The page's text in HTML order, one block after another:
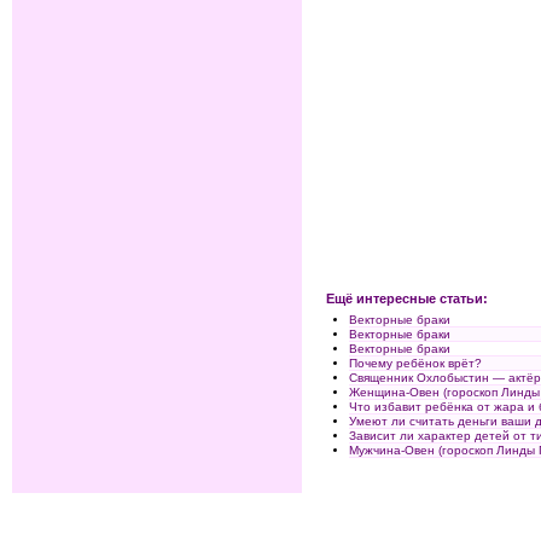
Ещё интересные статьи:
Векторные браки
Векторные браки
Векторные браки
Почему ребёнок врёт?
Священник Охлобыстин — актёр
Женщина-Овен (гороскоп Линды
Что избавит ребёнка от жара и
Умеют ли считать деньги ваши
Зависит ли характер детей от
Мужчина-Овен (гороскоп Линды